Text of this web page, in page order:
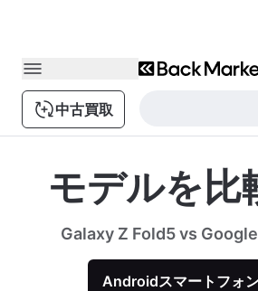
中古買取
モデルを比
Galaxy Z Fold5 vs
Androidスマートフォ